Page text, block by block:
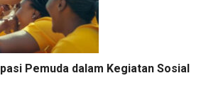
Pemuda dalam Kegiatan Sosial